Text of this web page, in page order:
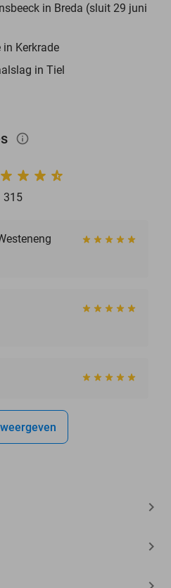
in Breda (sluit 29 juni
Kerkrade
in Tiel
info_outlined
315